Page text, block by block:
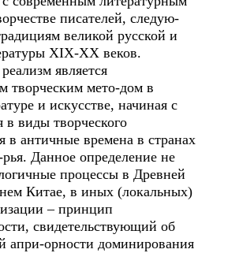
писателей, следую-
великой русской и
XIX-XX веков.
является
мето-дом в
и искусстве, начиная с
виды творческого
в античные времена в странах
Данное определение не
процессы в Древней
Китае, в иных (локальных)
– принцип
свидетельствующий об
апри-орности доминирования